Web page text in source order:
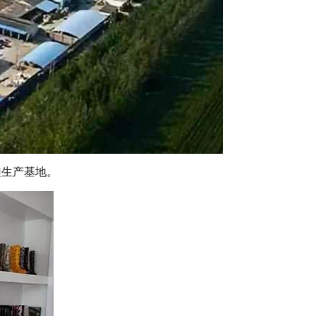
产基地。